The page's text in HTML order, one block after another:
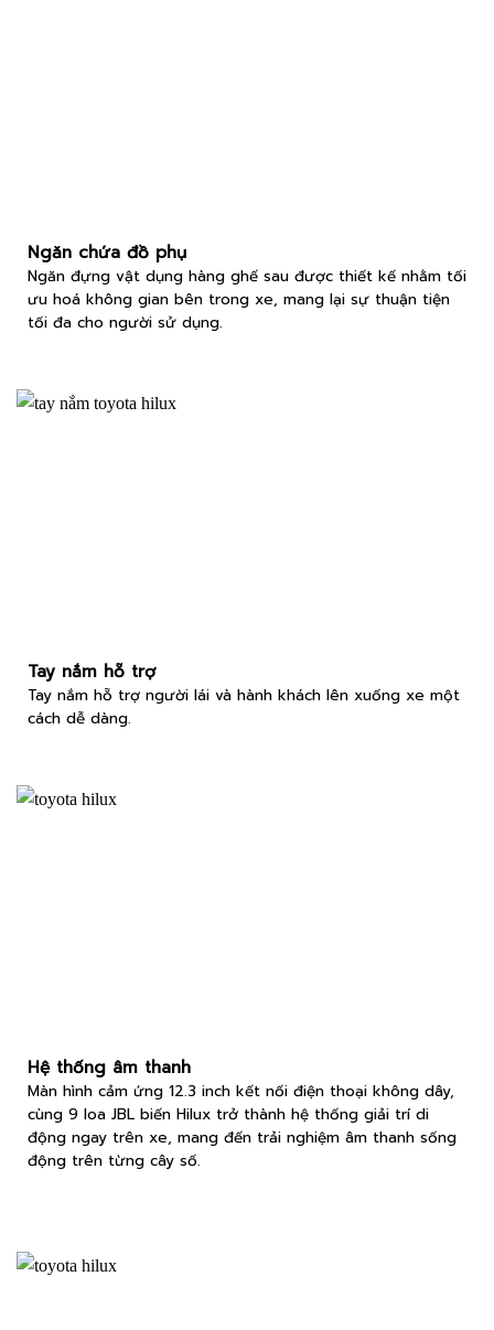
Ngăn chứa đồ phụ
Ngăn đựng vật dụng hàng ghế sau được thiết kế nhằm tối
ưu hoá không gian bên trong xe, mang lại sự thuận tiện
tối đa cho người sử dụng.
Tay nắm hỗ trợ
Tay nắm hỗ trợ người lái và hành khách lên xuống xe một
cách dễ dàng.
Hệ thống âm thanh
Màn hình cảm ứng 12.3 inch kết nối điện thoại không dây,
cùng 9 loa JBL biến Hilux trở thành hệ thống giải trí di
động ngay trên xe, mang đến trải nghiệm âm thanh sống
động trên từng cây số.